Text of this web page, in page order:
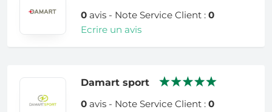
0avis - Note Service Client : 0
Ecrire un avis
Damart sport
0avis - Note Service Client : 0